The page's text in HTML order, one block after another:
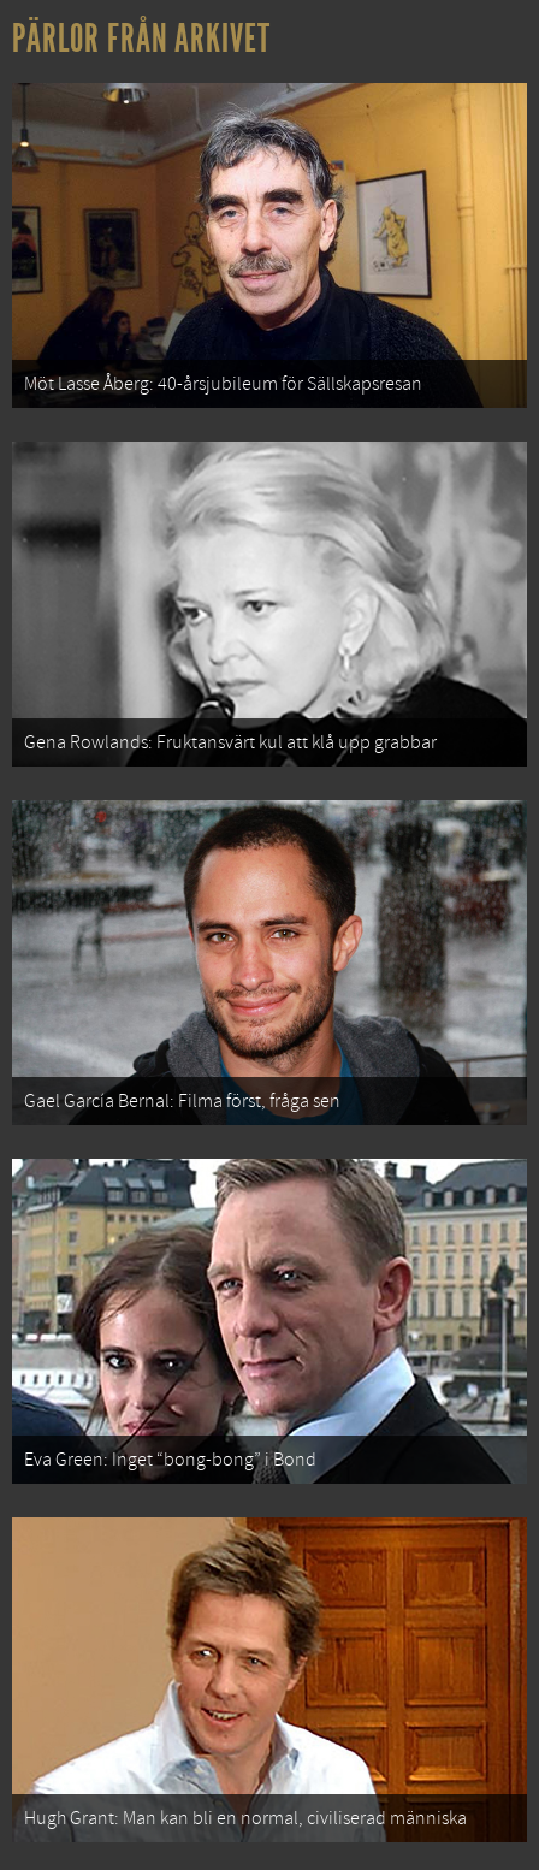
PÄRLOR FRÅN ARKIVET
Möt Lasse Åberg: 40-årsjubileum för Sällskapsresan
Gena Rowlands: Fruktansvärt kul att klå upp grabbar
Gael García Bernal: Filma först, fråga sen
Eva Green: Inget “bong-bong” i Bond
Hugh Grant: Man kan bli en normal, civiliserad människa